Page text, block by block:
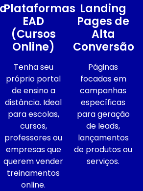
Plataformas
EAD
(Cursos
Online)
Tenha seu
próprio portal
de ensino a
distância. Ideal
para escolas,
cursos,
professores ou
empresas que
querem vender
treinamentos
online.
Landing
Pages de
Alta
Conversão
Páginas
focadas em
campanhas
específicas
para geração
de leads,
lançamentos
de produtos ou
serviços.